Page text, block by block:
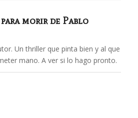
morir de Pablo
Un thriller que pinta bien y al que
mano. A ver si lo hago pronto.